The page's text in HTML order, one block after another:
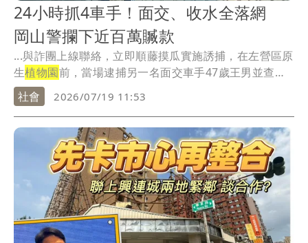
24小時抓4車手！面交、收水全落網
岡山警攔下近百萬贓款
...與詐團上線聯絡，立即順藤摸瓜實施誘捕，在左營區原
生植物園前，當場逮捕另一名面交車手47歲王男並查扣
新...
社會 2026/07/19 11:53